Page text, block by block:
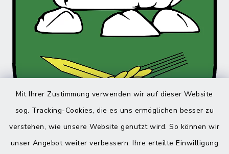
Mit Ihrer Zustimmung verwenden wir auf dieser Website
sog. Tracking-Cookies, die es uns ermöglichen besser zu
verstehen, wie unsere Website genutzt wird. So können wir
unser Angebot weiter verbessern. Ihre erteilte Einwilligung